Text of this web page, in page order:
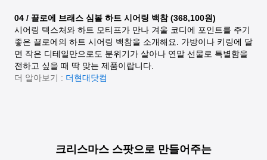
04 / 끌로에 브래스 심볼 하트 시어링 백참 (368,100원)
시어링 텍스처와 하트 모티프가 만나 겨울 코디에 포인트를 주기
좋은 끌로에의 하트 시어링 백참을 소개해요. 가방이나 키링에 달
면 작은 디테일만으로도 분위기가 살아나 연말 선물로 특별함을
전하고 싶을 때 딱 맞는 제품이랍니다.
더 알아보기 : 더현대닷컴
크리스마스 스팟으로 만들어주는